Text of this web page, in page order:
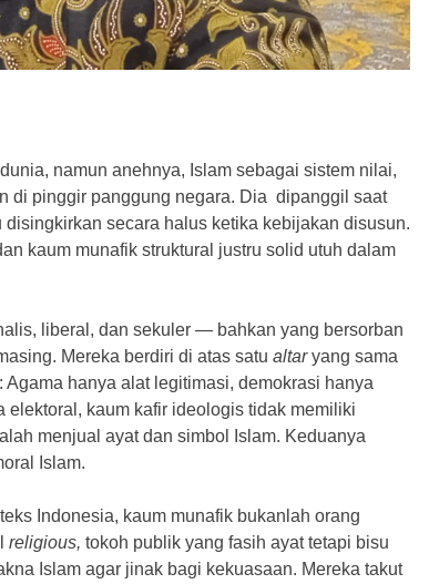
namun anehnya, Islam sebagai sistem nilai,
di pinggir panggung negara. Dia dipanggil saat
disingkirkan secara halus ketika kebijakan disusun.
kaum munafik struktural justru solid utuh dalam
liberal, dan sekuler — bahkan yang bersorban
Mereka berdiri di atas satu altaryang sama
hanya alat legitimasi, demokrasi hanya
elektoral, kaum kafir ideologis tidak memiliki
menjual ayat dan simbol Islam. Keduanya
Islam.
Indonesia, kaum munafik bukanlah orang
religious, tokoh publik yang fasih ayat tetapi bisu
Islam agar jinak bagi kekuasaan. Mereka takut